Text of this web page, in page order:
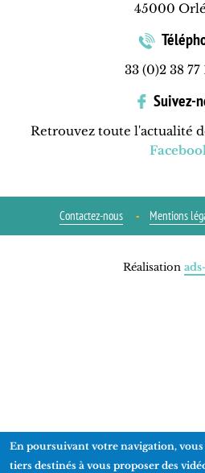
45000
33 (0)2 38 77
Suivez-
Retrouvez toute l'actualité
Contactez-nous Mentions
Réalisation
En poursuivant votre navigation, vous
tiers destinés à vous proposer des